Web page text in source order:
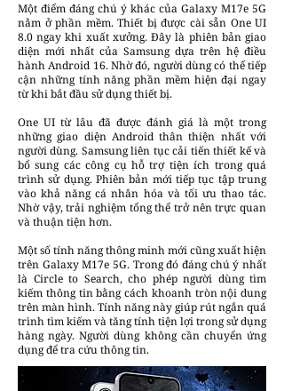
Một điểm đáng chú ý khác của Galaxy M17e 5G
nằm ở phần mềm. Thiết bị được cài sẵn One UI
8.0 ngay khi xuất xưởng. Đây là phiên bản giao
diện mới nhất của Samsung dựa trên hệ điều
hành Android 16. Nhờ đó, người dùng có thể tiếp
cận những tính năng phần mềm hiện đại ngay
từ khi bắt đầu sử dụng thiết bị.
One UI từ lâu đã được đánh giá là một trong
những giao diện Android thân thiện nhất với
người dùng. Samsung liên tục cải tiến thiết kế và
bổ sung các công cụ hỗ trợ tiện ích trong quá
trình sử dụng. Phiên bản mới tiếp tục tập trung
vào khả năng cá nhân hóa và tối ưu thao tác.
Nhờ vậy, trải nghiệm tổng thể trở nên trực quan
và thuận tiện hơn.
Một số tính năng thông minh mới cũng xuất hiện
trên Galaxy M17e 5G. Trong đó đáng chú ý nhất
là Circle to Search, cho phép người dùng tìm
kiếm thông tin bằng cách khoanh tròn nội dung
trên màn hình. Tính năng này giúp rút ngắn quá
trình tìm kiếm và tăng tính tiện lợi trong sử dụng
hàng ngày. Người dùng không cần chuyển ứng
dụng để tra cứu thông tin.